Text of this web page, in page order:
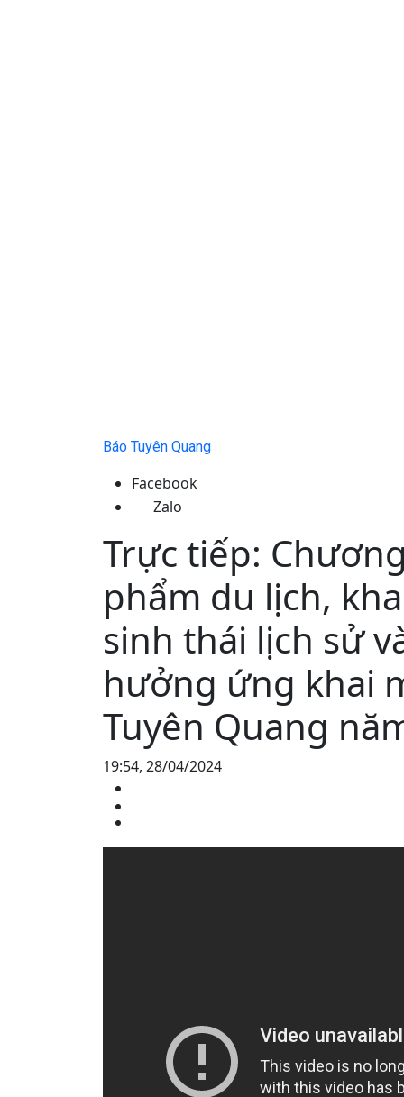
Báo Tuyên Quang
Facebook
Zalo
Trực tiếp:
phẩm du lịch,
sinh thái lịch sử
hưởng ứng khai
Tuyên Quang
19:54, 28/04/2024